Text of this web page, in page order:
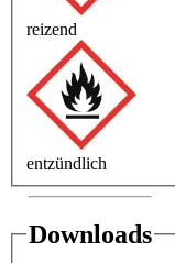
reizend
entzündlich
Downloads